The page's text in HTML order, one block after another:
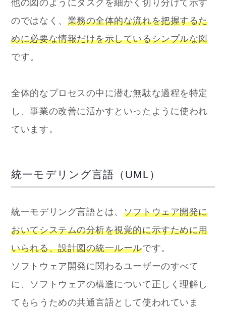
他の図のようにタスクを細かく切り分けて示す
のではなく、 業務の全体的な流れを把握するた
めに必要な情報だけを示しているシンプルな図
です。
全体的なプロセスの中に潜む無駄な過程を特定
し、事業の改善に活かすといったように使われ
ています。
統一モデリング言語（UML）
統一モデリング言語とは、 ソフトウェア開発に
おいてシステムの分析を視覚的に示すために用
いられる、設計図の統一ルールです。
ソフトウェア開発に関わるユーザーのすべて
に、ソフトウェアの構造について正しく理解し
てもらうための共通言語として使われていま